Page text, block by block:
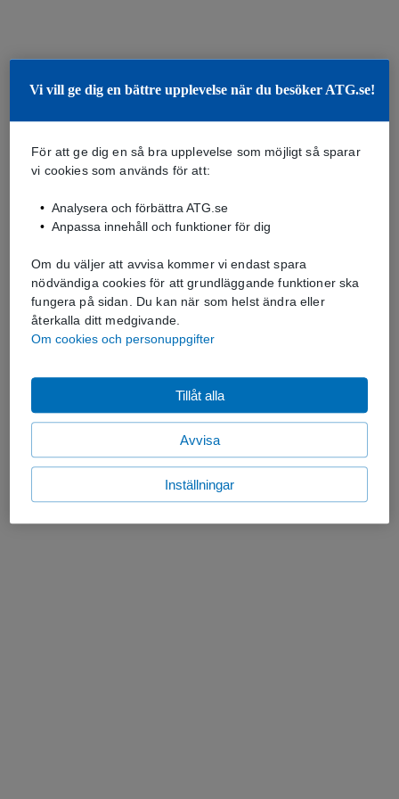
Vi vill ge dig en bättre upplevelse när du besöker ATG.se!
För att ge dig en så bra upplevelse som möjligt så sparar
vi cookies som används för att:
Analysera och förbättra ATG.se
Anpassa innehåll och funktioner för dig
Om du väljer att avvisa kommer vi endast spara
nödvändiga cookies för att grundläggande funktioner ska
fungera på sidan. Du kan när som helst ändra eller
återkalla ditt medgivande.
Om cookies och personuppgifter
Avvisa
Tillåt alla
Inställningar